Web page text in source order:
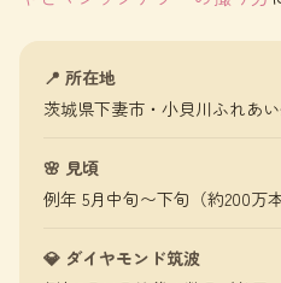
📍 所在地
茨城県下妻市・小貝川ふれあ
🌸 見頃
例年 5月中旬〜下旬（約200万
💎 ダイヤモンド筑波